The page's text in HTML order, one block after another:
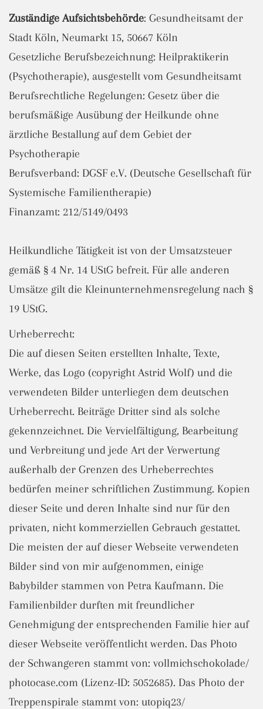
Zuständige Aufsichtsbehörde: Gesundheitsamt der
Stadt Köln, Neumarkt 15, 50667 Köln
Gesetzliche Berufsbezeichnung: Heilpraktikerin
(Psychotherapie), ausgestellt vom Gesundheitsamt
Berufsrechtliche Regelungen: Gesetz über die
berufsmäßige Ausübung der Heilkunde ohne
ärztliche Bestallung auf dem Gebiet der
Psychotherapie
Berufsverband: DGSF e.V. (Deutsche Gesellschaft für
Systemische Familientherapie)
Finanzamt: 212/5149/0493
Heilkundliche Tätigkeit ist von der Umsatzsteuer
gemäß § 4 Nr. 14 UStG befreit. Für alle anderen
Umsätze gilt die Kleinunternehmensregelung nach §
19 UStG.
Urheberrecht:
Die auf diesen Seiten erstellten Inhalte, Texte,
Werke, das Logo (copyright Astrid Wolf) und die
verwendeten Bilder unterliegen dem deutschen
Urheberrecht. Beiträge Dritter sind als solche
gekennzeichnet. Die Vervielfältigung, Bearbeitung
und Verbreitung und jede Art der Verwertung
außerhalb der Grenzen des Urheberrechtes
bedürfen meiner schriftlichen Zustimmung. Kopien
dieser Seite und deren Inhalte sind nur für den
privaten, nicht kommerziellen Gebrauch gestattet.
Die meisten der auf dieser Webseite verwendeten
Bilder sind von mir aufgenommen, einige
Babybilder stammen von Petra Kaufmann. Die
Familienbilder durften mit freundlicher
Genehmigung der entsprechenden Familie hier auf
dieser Webseite veröffentlicht werden. Das Photo
der Schwangeren stammt von: vollmichschokolade/
photocase.com (Lizenz-ID: 5052685). Das Photo der
Treppenspirale stammt von: utopiq23/